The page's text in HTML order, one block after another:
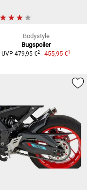
Bodystyle
Bugspoiler
UVP 479,95 €2 455,95 €1